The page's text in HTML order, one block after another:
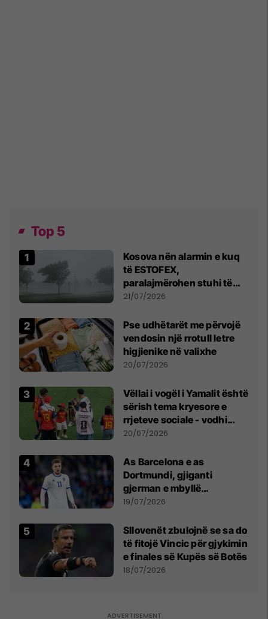
Top 5
Kosova nën alarmin e kuq
të ESTOFEX,
paralajmërohen stuhi të
fuqishme me breshër dhe
21/07/2026
Pse udhëtarët me përvojë
vendosin një rrotull letre
higjienike në valixhe
20/07/2026
Vëllai i vogël i Yamalit është
sërish tema kryesore e
rrjeteve sociale - vodhi
vëmendjen pas finales së
20/07/2026
As Barcelona e as
Dortmundi, gjiganti
gjerman e mbyllë
marrëveshjen për Fisnik
19/07/2026
Sllovenët zbulojnë se sa do
të fitojë Vincic për gjykimin
e finales së Kupës së Botës
18/07/2026